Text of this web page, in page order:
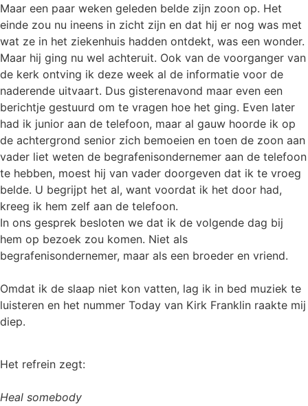
Maar een paar weken geleden belde zijn zoon op. Het
einde zou nu ineens in zicht zijn en dat hij er nog was met
wat ze in het ziekenhuis hadden ontdekt, was een wonder.
Maar hij ging nu wel achteruit. Ook van de voorganger van
de kerk ontving ik deze week al de informatie voor de
naderende uitvaart. Dus gisterenavond maar even een
berichtje gestuurd om te vragen hoe het ging. Even later
had ik junior aan de telefoon, maar al gauw hoorde ik op
de achtergrond senior zich bemoeien en toen de zoon aan
vader liet weten de begrafenisondernemer aan de telefoon
te hebben, moest hij van vader doorgeven dat ik te vroeg
belde. U begrijpt het al, want voordat ik het door had,
kreeg ik hem zelf aan de telefoon.
In ons gesprek besloten we dat ik de volgende dag bij
hem op bezoek zou komen. Niet als
begrafenisondernemer, maar als een broeder en vriend.
Omdat ik de slaap niet kon vatten, lag ik in bed muziek te
luisteren en het nummer Today van Kirk Franklin raakte mij
diep.
Het refrein zegt:
Heal somebody